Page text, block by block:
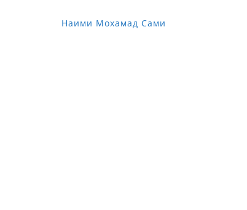
Наими Мохамад Сами